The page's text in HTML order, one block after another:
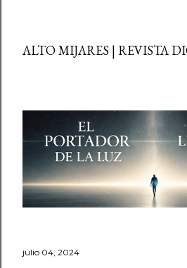
ALTO MIJARES | REVISTA
julio 04, 2024